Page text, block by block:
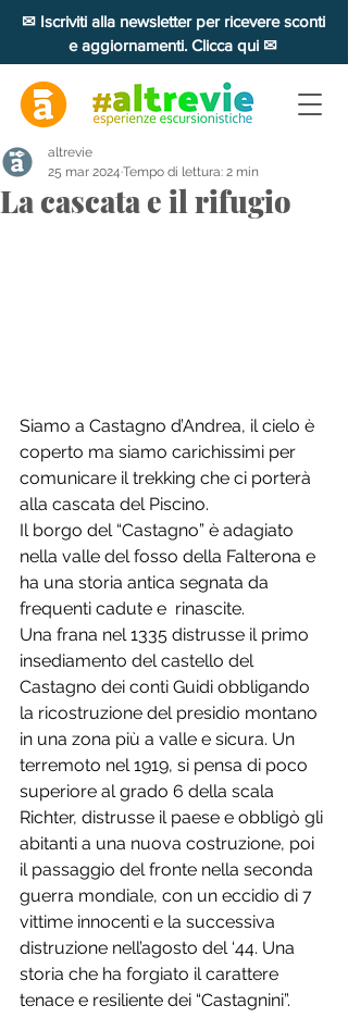
✉ Iscriviti alla newsletter per ricevere sconti
e aggiornamenti. Clicca qui ✉
La cascata e il rifugio
altrevie
25 mar 2024 Tempo di lettura: 2 min
Siamo a Castagno d’Andrea, il cielo è
coperto ma siamo carichissimi per
comunicare il trekking che ci porterà
alla cascata del Piscino.
Il borgo del “Castagno” è adagiato
nella valle del fosso della Falterona e
ha una storia antica segnata da
frequenti cadute e  rinascite.
Una frana nel 1335 distrusse il primo
insediamento del castello del
Castagno dei conti Guidi obbligando
la ricostruzione del presidio montano
in una zona più a valle e sicura. Un
terremoto nel 1919, si pensa di poco
superiore al grado 6 della scala
Richter, distrusse il paese e obbligò gli
abitanti a una nuova costruzione, poi
il passaggio del fronte nella seconda
guerra mondiale, con un eccidio di 7
vittime innocenti e la successiva
distruzione nell’agosto del ‘44. Una
storia che ha forgiato il carattere
tenace e resiliente dei “Castagnini”.